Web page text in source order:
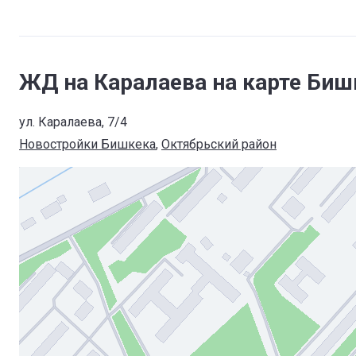
ЖД на Каралаева на карте
ул. Каралаева, 7/4
Новостройки Бишкека, Октябрьский район